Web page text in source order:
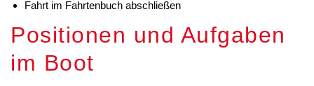
Fahrt im Fahrtenbuch abschließen
Positionen und Aufgaben
im Boot